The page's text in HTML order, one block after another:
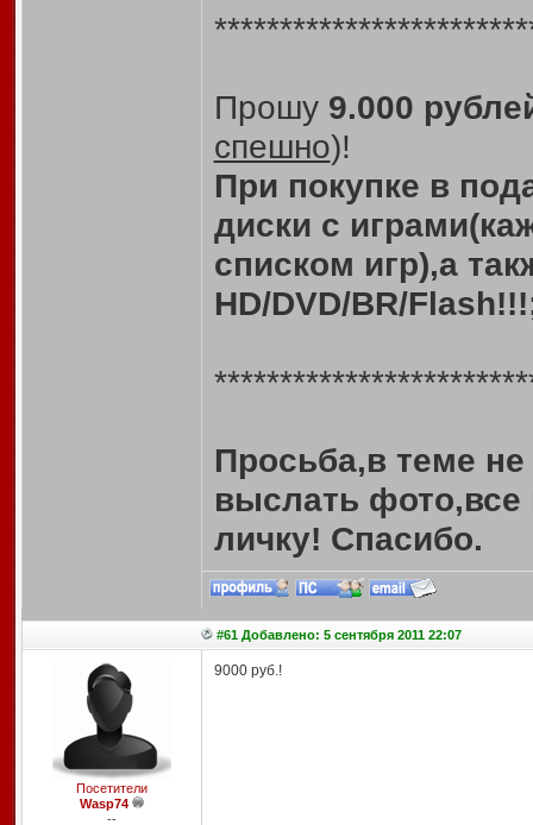
Прошу 9.000
спешно)!
При покупке в
диски с
списком игр),а
HD/DVD/BR/
Просьба,в теме
выслать
личку! Спасибо.
#61 Добавлено: 5 сентября 2011 22:07
Посетители
Wasp74
--
9000 руб.!